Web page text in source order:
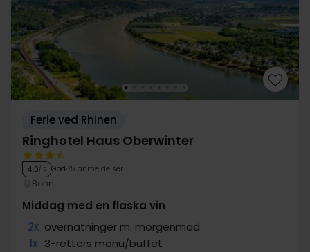
Ferie ved Rhinen
Ringhotel Haus Oberwinter
4.0/ 5 God 75 anmeldelser
Bonn
Middag med en flaska vin
2x overnatninger m. morgenmad
1x 3-retters menu/buffet